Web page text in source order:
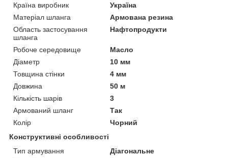
Країна виробник
Україна
Матеріал шланга
Армована резина
Область застосування
шланга
Нафтопродукти
Робоче середовище
Масло
Діаметр
10 мм
Товщина стінки
4 мм
Довжина
50 м
Кількість шарів
3
Армований шланг
Так
Колір
Чорний
Конструктивні особливості
Тип армування
Діагональне